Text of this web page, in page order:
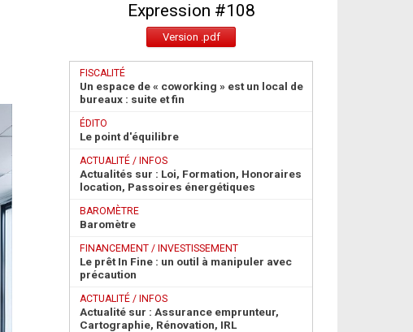
Expression #108
Version .pdf
FISCALITÉ
Un espace de « coworking » est un local de
bureaux : suite et fin
ÉDITO
Le point d'équilibre
ACTUALITÉ / INFOS
Actualités sur : Loi, Formation, Honoraires
location, Passoires énergétiques
BAROMÈTRE
Baromètre
FINANCEMENT / INVESTISSEMENT
Le prêt In Fine : un outil à manipuler avec
précaution
ACTUALITÉ / INFOS
Actualité sur : Assurance emprunteur,
Cartographie, Rénovation, IRL